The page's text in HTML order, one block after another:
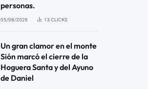
personas.
05/08/2026 13 CLICKS
Un gran clamor en el monte
Sión marcó el cierre de la
Hoguera Santa y del Ayuno
de Daniel